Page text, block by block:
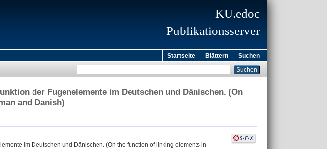
KU.edoc
Publikationsserver
Startseite Blättern Suchen
der Fugenelemente im Deutschen und Dänischen. (On
and Danish)
im Deutschen und Dänischen. (On the function of linking elements in